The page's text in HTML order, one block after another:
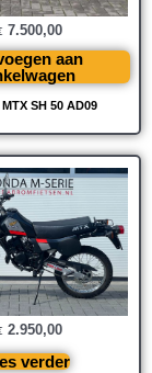
SH 50 AD09
7.500,00
aan
2.950,00
verder